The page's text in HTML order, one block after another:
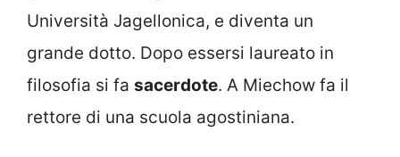
Università Jagellonica, e diventa un
grande dotto. Dopo essersi laureato in
filosofia si fa sacerdote. A Miechow fa il
rettore di una scuola agostiniana.